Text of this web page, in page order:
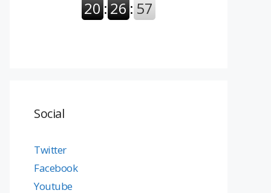
Social
Twitter
Facebook
Youtube